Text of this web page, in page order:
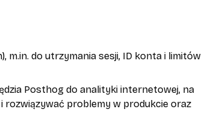
do utrzymania sesji, ID konta i limitów
Posthog do analityki internetowej, na
rozwiązywać problemy w produkcie oraz